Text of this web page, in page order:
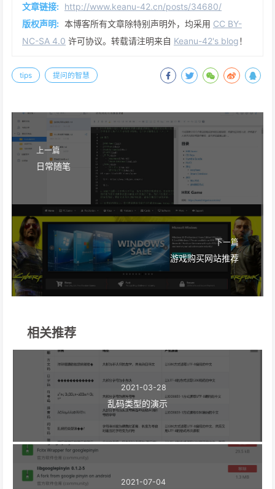
文章链接: http://www.keanu-42.cn/posts/34680/
版权声明: 本博客所有文章除特别声明外，均采用 CC BY-
NC-SA 4.0 许可协议。转载请注明来自 Keanu-42's blog！
tips 提问的智慧
上一篇
日常随笔
下一篇
游戏购买网站推荐
相关推荐
2021-03-28
乱码类型的演示
2021-07-04